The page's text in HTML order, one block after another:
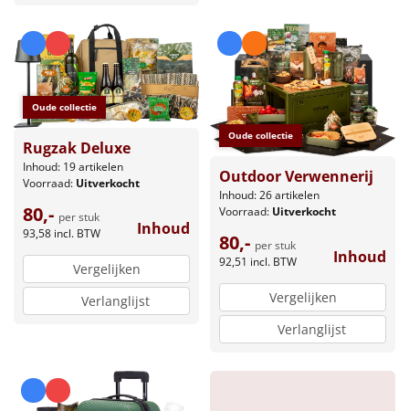
Oude collectie
Rugzak Deluxe
Inhoud: 19 artikelen
Voorraad: Uitverkocht
80,- per stuk
93,58 incl. BTW Inhoud
Vergelijken
Verlanglijst
Oude collectie
Outdoor Verwennerij
Inhoud: 26 artikelen
Voorraad: Uitverkocht
80,- per stuk
92,51 incl. BTW Inhoud
Vergelijken
Verlanglijst